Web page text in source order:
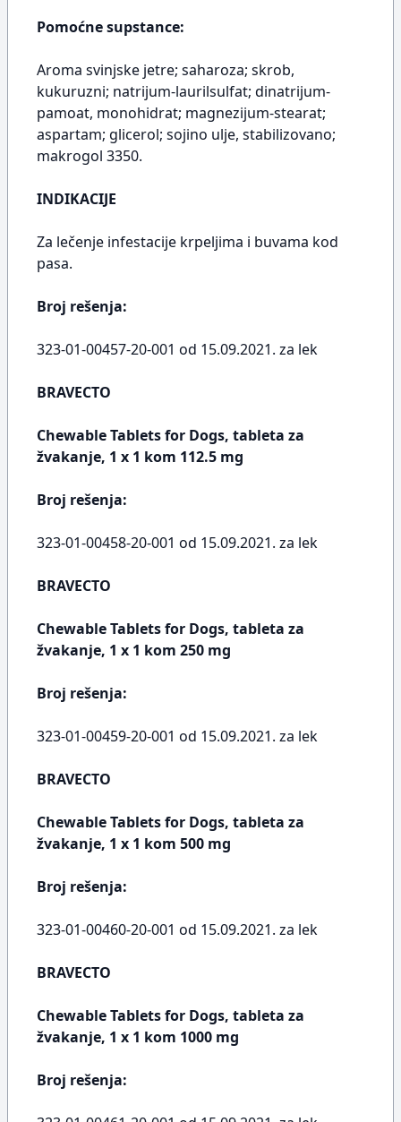
Pomoćne supstance:
Aroma svinjske jetre; saharoza; skrob,
kukuruzni; natrijum-laurilsulfat; dinatrijum-
pamoat, monohidrat; magnezijum-stearat;
aspartam; glicerol; sojino ulje, stabilizovano;
makrogol 3350.
INDIKACIJE
Za lečenje infestacije krpeljima i buvama kod
pasa.
Broj rešenja:
323-01-00457-20-001 od 15.09.2021. za lek
BRAVECTO
Chewable Tablets for Dogs, tableta za
žvakanje, 1 x 1 kom 112.5 mg
Broj rešenja:
323-01-00458-20-001 od 15.09.2021. za lek
BRAVECTO
Chewable Tablets for Dogs, tableta za
žvakanje, 1 x 1 kom 250 mg
Broj rešenja:
323-01-00459-20-001 od 15.09.2021. za lek
BRAVECTO
Chewable Tablets for Dogs, tableta za
žvakanje, 1 x 1 kom 500 mg
Broj rešenja:
323-01-00460-20-001 od 15.09.2021. za lek
BRAVECTO
Chewable Tablets for Dogs, tableta za
žvakanje, 1 x 1 kom 1000 mg
Broj rešenja: